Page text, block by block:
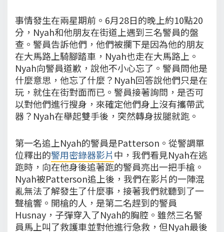
事情發生在兩星期前。6月28日的晚上約10點20
分，Nyah和他朋友在街道上遇到三名警員的盤
查。警員告訴他們，他們被攔下是因為他的朋友
在大馬路上騎腳踏車，Nyah也走在大馬路上。
Nyah向警員道歉，說他不小心忘了。警員問他是
什麼意思，他忘了什麼？Nyah回答說他們只是在
玩，就住在街對面而已。警員接著詢問，是否可
以對他們進行搜身，來確定他們身上沒有攜帶武
器？Nyah在舉起雙手後，突然轉身拔腿就跑。
第一名追上Nyah的警員是Patterson。從警調單
位釋出的警用密錄器影片中，我們看見Nyah在逃
跑時，向在他身後追著跑的警員亮出一把手槍。
Nyah被Patterson追上後，我們在影片的一陣混
亂無法了解發生了什麼事，接著我們就聽到了一
聲槍響。開槍的人，是第二名趕到的警員
Husnay，子彈穿入了Nyah的胸腔。雖然三名警
員馬上叫了救護車並對他進行急救，但Nyah最後